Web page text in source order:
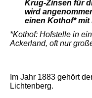
Krug-Zinsen für
wird
einen Kothof* mit
*Kothof: Hofstelle in
Ackerland, oft nur
Im Jahr 1883 gehört
Lichtenberg.